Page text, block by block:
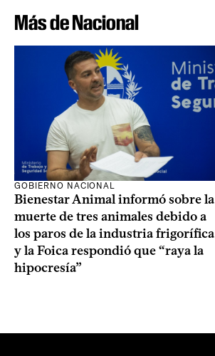
Más de Nacional
GOBIERNO NACIONAL
Bienestar Animal informó sobre la
muerte de tres animales debido a
los paros de la industria frigorífica
y la Foica respondió que “raya la
hipocresía”